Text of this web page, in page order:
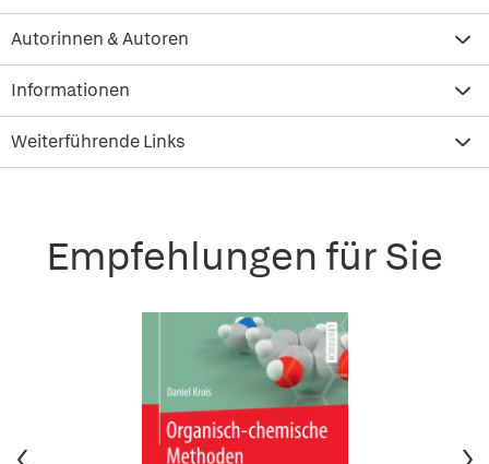
Autorinnen & Autoren
Informationen
Weiterführende Links
Empfehlungen für Sie